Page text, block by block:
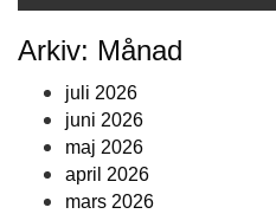
Arkiv: Månad
juli 2026
juni 2026
maj 2026
april 2026
mars 2026